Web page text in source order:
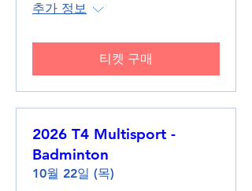
추가 정보
티켓 구매
2026 T4 Multisport -
Badminton
10월 22일 (목)